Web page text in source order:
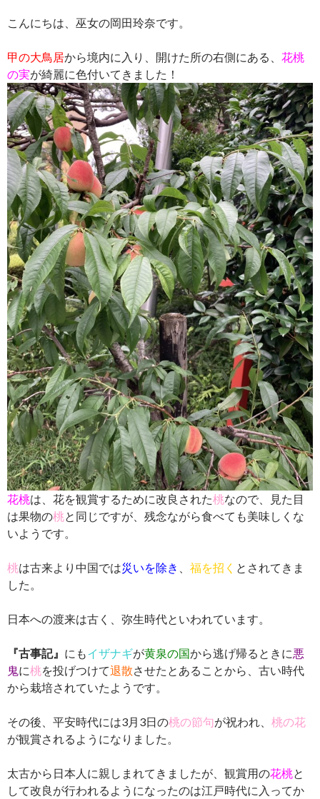
こんにちは、巫女の岡田玲奈です。
甲の大鳥居から境内に入り、開けた所の右側にある、 花桃
の実が綺麗に色付いてきました！
花桃は、花を観賞するために改良された桃なので、見た目
は果物の桃と同じですが、残念ながら食べても美味しくな
いようです。
桃は古来より中国では災いを除き 福を招く とされてきま
した。
日本への渡来は古く、弥生時代といわれています。
『古事記』 にもイザナギが黄泉の国から逃げ帰るときに悪
鬼に桃を投げつけて退散させたとあることから、古い時代
から栽培されていたようです。
その後、平安時代には3月3日の桃の節句が祝われ、 桃の花
が観賞されるようになりました。
太古から日本人に親しまれてきましたが、観賞用の花桃と
して改良が行われるようになったのは江戸時代に入ってか